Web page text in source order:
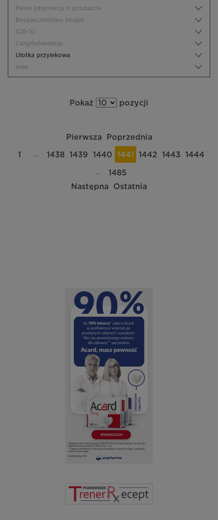
Pełna informacja o produkcie
Bezpieczeństwo terapii
ICD-10
Ceny/refundacja
Ulotka przylekowa
Inne
Pokaż pozycji
Pierwsza Poprzednia
1 … 1438 1439 1440 1441 1442 1443 1444
…
1485
Następna
Ostatnia